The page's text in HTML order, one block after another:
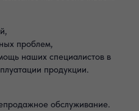
проблем,
наших специалистов в
продукции.
обслуживание.